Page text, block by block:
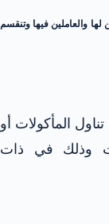
والعاملين فيها وتنقسم
المأكولات أو
وذلك في ذات